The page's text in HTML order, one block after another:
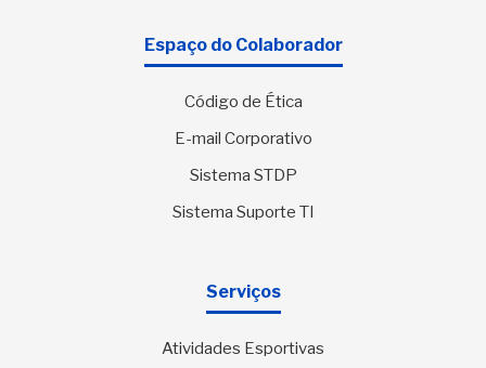
Espaço do Colaborador
Código de Ética
E-mail Corporativo
Sistema STDP
Sistema Suporte TI
Serviços
Atividades Esportivas